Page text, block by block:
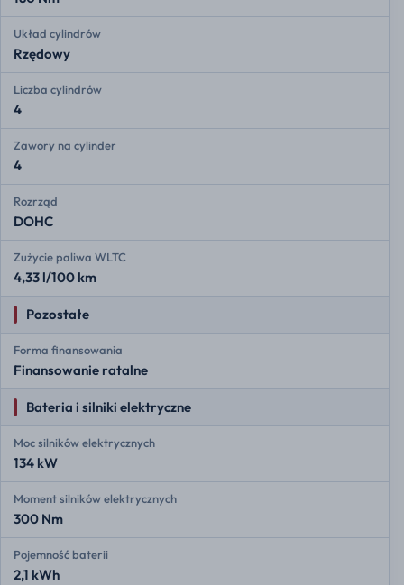
Układ cylindrów
Rzędowy
Liczba cylindrów
4
Zawory na cylinder
4
Rozrząd
DOHC
Zużycie paliwa WLTC
4,33 l/100 km
Pozostałe
Forma finansowania
Finansowanie ratalne
Bateria i silniki elektryczne
Moc silników elektrycznych
134 kW
Moment silników elektrycznych
300 Nm
Pojemność baterii
2,1 kWh